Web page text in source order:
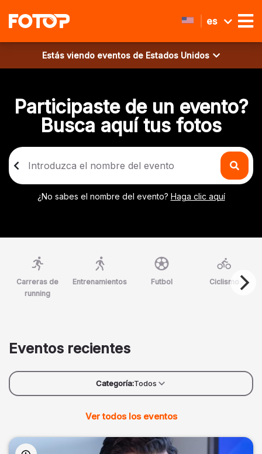
es
Estás viendo eventos de Estados Unidos
Participaste de un evento?
Busca aquí tus fotos
¿No sabes el nombre del evento? Haga clic aquí
Carreras de
running
Entrenamientos Futbol Ciclismo
Eventos recientes
Categoría:Todos
Ver todos los eventos